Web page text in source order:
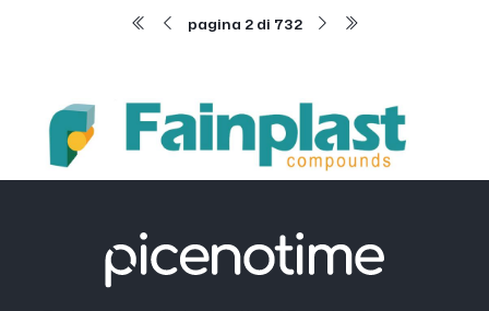
pagina 2 di 732